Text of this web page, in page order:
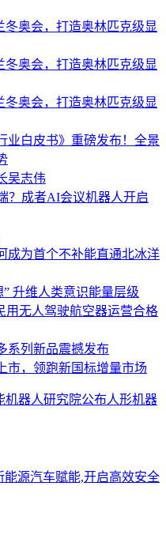
冬奥会，打造奥林匹克级显
冬奥会，打造奥林匹克级显
冬奥会，打造奥林匹克级显
业白皮书》重磅发布！全景
吴志伟
？成者AI会议机器人开启
成为首个不补能直通北冰洋
升维人类意识能量层级
用无人驾驶航空器运营合格
系列新品震撼发布
市，领跑新国标增量市场
器人研究院公布人形机器
源汽车赋能,开启高效安全